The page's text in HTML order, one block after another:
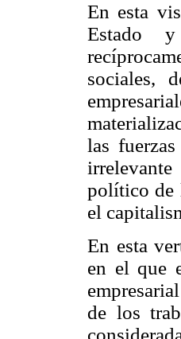
En esta
Estado y
sociales,
las
político de
el
En esta
en el que
de los